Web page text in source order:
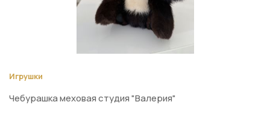
Игрушки
Чебурашка меховая студия "Валерия"